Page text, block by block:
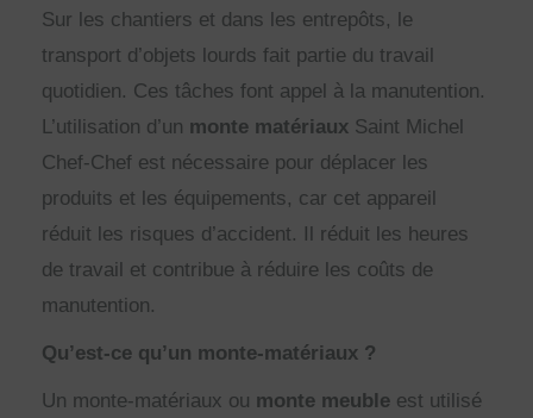
Sur les chantiers et dans les entrepôts, le
transport d’objets lourds fait partie du travail
quotidien. Ces tâches font appel à la manutention.
L’utilisation d’un monte matériaux Saint Michel
Chef-Chef est nécessaire pour déplacer les
produits et les équipements, car cet appareil
réduit les risques d’accident. Il réduit les heures
de travail et contribue à réduire les coûts de
manutention.
Qu’est-ce qu’un monte-matériaux ?
Un monte-matériaux ou monte meuble est utilisé